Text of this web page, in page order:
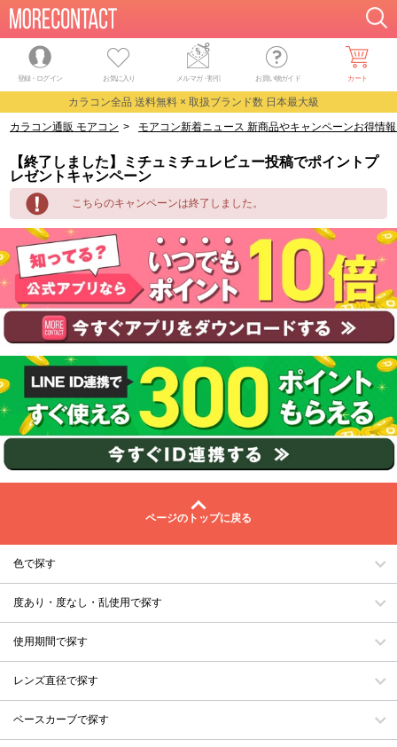
登録・ログイン お気に入り メルマガ・割引 お買い物ガイド カート
カラコン全品 送料無料 × 取扱ブランド数 日本最大級
カラコン通販 モアコン > モアコン新着ニュース 新商品やキャンペーンお得情
【終了しました】ミチュミチュレビュー投稿でポイントプ
レゼントキャンペーン
こちらのキャンペーンは終了しました。
ページのトップに戻る
色で探す
度あり・度なし・乱使用で探す
使用期間で探す
レンズ直径で探す
ベースカーブで探す